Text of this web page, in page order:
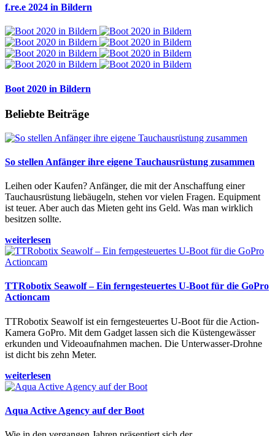
f.re.e 2024 in Bildern
Boot 2020 in Bildern
Beliebte Beiträge
So stellen Anfänger ihre eigene Tauchausrüstung zusammen
Leihen oder Kaufen? Anfänger, die mit der Anschaffung einer
Tauchausrüstung liebäugeln, stehen vor vielen Fragen. Equipment
ist teuer. Aber auch das Mieten geht ins Geld. Was man wirklich
besitzen sollte.
weiterlesen
TTRobotix Seawolf – Ein ferngesteuertes U-Boot für die GoPro
Actioncam
TTRobotix Seawolf ist ein ferngesteuertes U-Boot für die Action-
Kamera GoPro. Mit dem Gadget lassen sich die Küstengewässer
erkunden und Videoaufnahmen machen. Die Unterwasser-Drohne
ist dicht bis zehn Meter.
weiterlesen
Aqua Active Agency auf der Boot